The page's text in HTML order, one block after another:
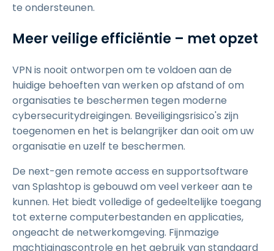
te ondersteunen.
Meer veilige efficiëntie – met opzet
VPN is nooit ontworpen om te voldoen aan de
huidige behoeften van werken op afstand of om
organisaties te beschermen tegen moderne
cybersecuritydreigingen. Beveiligingsrisico's zijn
toegenomen en het is belangrijker dan ooit om uw
organisatie en uzelf te beschermen.
De next-gen remote access en supportsoftware
van Splashtop is gebouwd om veel verkeer aan te
kunnen. Het biedt volledige of gedeeltelijke toegang
tot externe computerbestanden en applicaties,
ongeacht de netwerkomgeving. Fijnmazige
machtigingscontrole en het gebruik van standaard